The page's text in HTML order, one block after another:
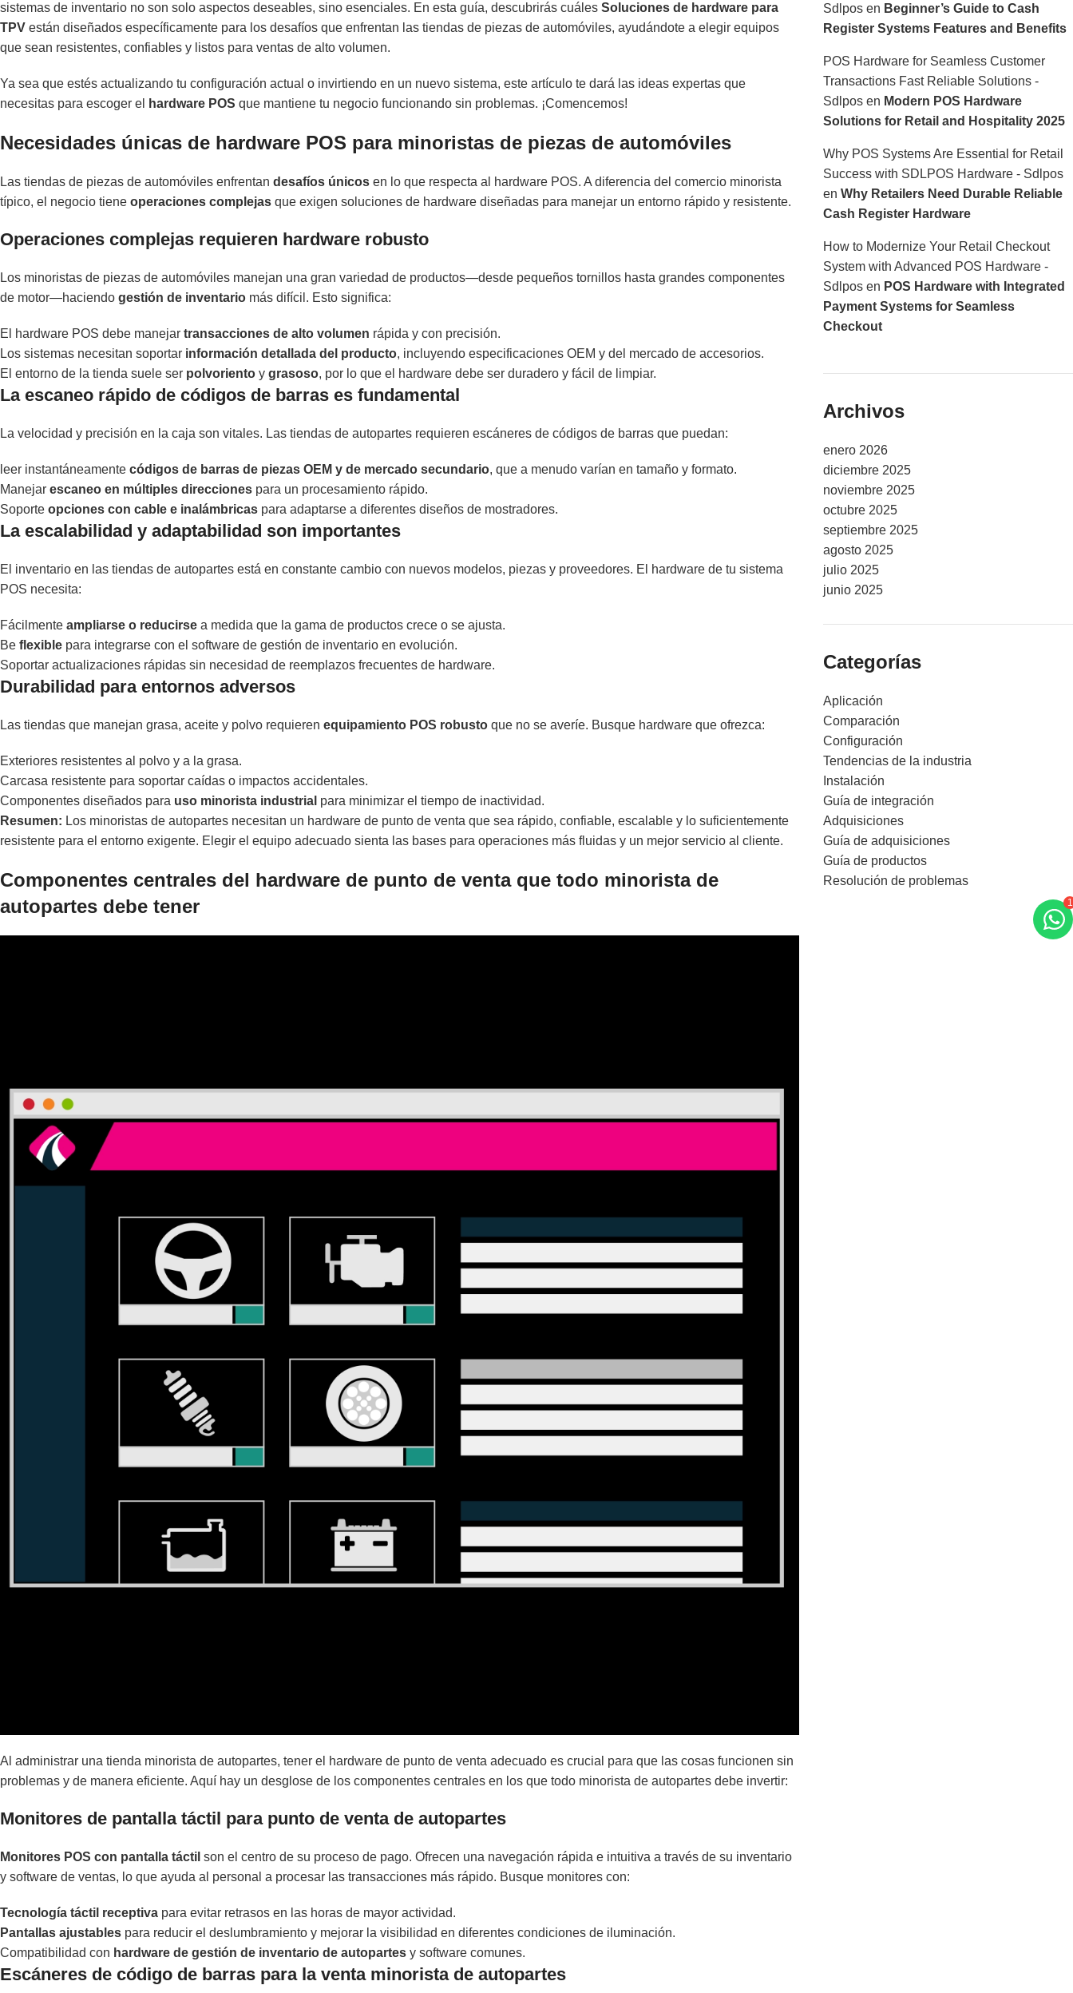
sistemas de inventario no son solo aspectos deseables, sino esenciales. En esta guía, descubrirás cuáles Soluciones de hardware para
TPV están diseñados específicamente para los desafíos que enfrentan las tiendas de piezas de automóviles, ayudándote a elegir equipos
que sean resistentes, confiables y listos para ventas de alto volumen.
Ya sea que estés actualizando tu configuración actual o invirtiendo en un nuevo sistema, este artículo te dará las ideas expertas que
necesitas para escoger el
hardware POS que mantiene tu negocio funcionando sin problemas. ¡Comencemos!
Necesidades únicas de hardware POS para minoristas de piezas de automóviles
Las tiendas de piezas de automóviles enfrentan desafíos únicos en lo que respecta al hardware POS. A diferencia del comercio minorista
típico, el negocio tiene operaciones complejas que exigen soluciones de hardware diseñadas para manejar un entorno rápido y resistente.
Operaciones complejas requieren hardware robusto
Los minoristas de piezas de automóviles manejan una gran variedad de productos—desde pequeños tornillos hasta grandes componentes
de motor—haciendo gestión de inventario más difícil. Esto significa:
El hardware POS debe manejar transacciones de alto volumen rápida y con precisión.
Los sistemas necesitan soportar información detallada del producto, incluyendo especificaciones OEM y del mercado de accesorios.
El entorno de la tienda suele ser polvoriento y grasoso, por lo que el hardware debe ser duradero y fácil de limpiar.
La escaneo rápido de códigos de barras es fundamental
La velocidad y precisión en la caja son vitales. Las tiendas de autopartes requieren escáneres de códigos de barras que puedan:
leer instantáneamente códigos de barras de piezas OEM y de mercado secundario, que a menudo varían en tamaño y formato.
Manejar escaneo en múltiples direcciones para un procesamiento rápido.
Soporte opciones con cable e inalámbricas para adaptarse a diferentes diseños de mostradores.
La escalabilidad y adaptabilidad son importantes
El inventario en las tiendas de autopartes está en constante cambio con nuevos modelos, piezas y proveedores. El hardware de tu sistema
POS necesita:
Fácilmente ampliarse o reducirse a medida que la gama de productos crece o se ajusta.
Be flexible para integrarse con el software de gestión de inventario en evolución.
Soportar actualizaciones rápidas sin necesidad de reemplazos frecuentes de hardware.
Durabilidad para entornos adversos
Las tiendas que manejan grasa, aceite y polvo requieren equipamiento POS robusto que no se averíe. Busque hardware que ofrezca:
Exteriores resistentes al polvo y a la grasa.
Carcasa resistente para soportar caídas o impactos accidentales.
Componentes diseñados para uso minorista industrial para minimizar el tiempo de inactividad.
Resumen: Los minoristas de autopartes necesitan un hardware de punto de venta que sea rápido, confiable, escalable y lo suficientemente
resistente para el entorno exigente. Elegir el equipo adecuado sienta las bases para operaciones más fluidas y un mejor servicio al cliente.
Componentes centrales del hardware de punto de venta que todo minorista de
autopartes debe tener
Al administrar una tienda minorista de autopartes, tener el hardware de punto de venta adecuado es crucial para que las cosas funcionen sin
problemas y de manera eficiente. Aquí hay un desglose de los componentes centrales en los que todo minorista de autopartes debe invertir:
Monitores de pantalla táctil para punto de venta de autopartes
Monitores POS con pantalla táctil son el centro de su proceso de pago. Ofrecen una navegación rápida e intuitiva a través de su inventario
y software de ventas, lo que ayuda al personal a procesar las transacciones más rápido. Busque monitores con:
Tecnología táctil receptiva para evitar retrasos en las horas de mayor actividad.
Pantallas ajustables para reducir el deslumbramiento y mejorar la visibilidad en diferentes condiciones de iluminación.
Compatibilidad con hardware de gestión de inventario de autopartes y software comunes.
Escáneres de código de barras para la venta minorista de autopartes
Sdlposen Beginner’s Guide to Cash
Register Systems Features and Benefits
POS Hardware for Seamless Customer
Transactions Fast Reliable Solutions -
Sdlposen Modern POS Hardware
Solutions for Retail and Hospitality 2025
Why POS Systems Are Essential for Retail
Success with SDLPOS Hardware - Sdlpos
en Why Retailers Need Durable Reliable
Cash Register Hardware
How to Modernize Your Retail Checkout
System with Advanced POS Hardware -
Sdlposen POS Hardware with Integrated
Payment Systems for Seamless
Checkout
Archivos
enero 2026
diciembre 2025
noviembre 2025
octubre 2025
septiembre 2025
agosto 2025
julio 2025
junio 2025
Categorías
Aplicación
Comparación
Configuración
Tendencias de la industria
Instalación
Guía de integración
Adquisiciones
Guía de adquisiciones
Guía de productos
Resolución de problemas
1